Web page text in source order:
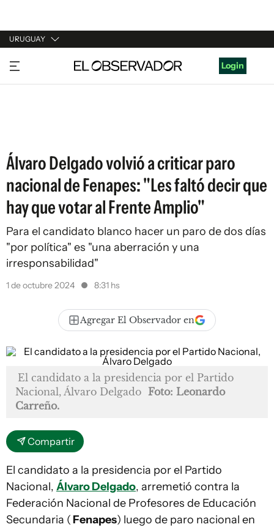
URUGUAY
URUGUAY
ARGENTINA
Login
Álvaro Delgado volvió a criticar paro
nacional de Fenapes: "Les faltó decir que
hay que votar al Frente Amplio"
Para el candidato blanco hacer un paro de dos días
"por política" es "una aberración y una
irresponsabilidad"
1 de octubre 2024 8:31 hs
Agregar El Observador en
El candidato a la presidencia por el Partido
Nacional, Álvaro Delgado Foto: Leonardo
Carreño.
Compartir
El candidato a la presidencia por el Partido
Nacional, Álvaro Delgado, arremetió contra la
Federación Nacional de Profesores de Educación
Secundaria ( Fenapes) luego de paro nacional en